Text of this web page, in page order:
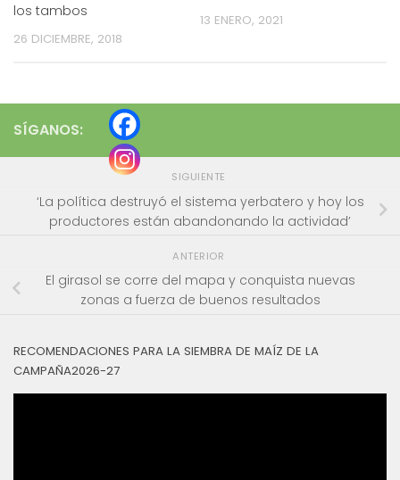
los tambos
26 DICIEMBRE, 2018
13 ENERO, 2021
SÍGANOS:
SIGUIENTE
‘La política destruyó el sistema yerbatero y hoy los
productores están abandonando la actividad’
ANTERIOR
El girasol se corre del mapa y conquista nuevas
zonas a fuerza de buenos resultados
RECOMENDACIONES PARA LA SIEMBRA DE MAÍZ DE LA
CAMPAÑA2026-27